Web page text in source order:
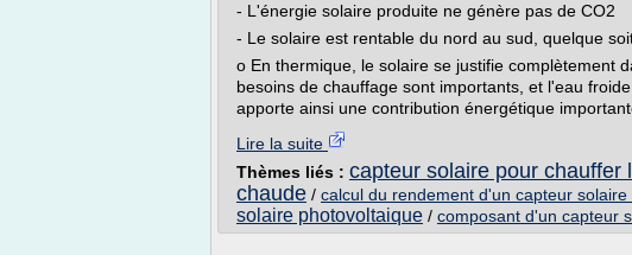
- L'énergie solaire produite ne génère pas de CO2
- Le solaire est rentable du nord au sud, quelque
o En thermique, le solaire se justifie complètement
besoins de chauffage sont importants, et l'eau
apporte ainsi une contribution énergétique
Lire la suite
Thèmes liés : capteur solaire pour chauffer
chaude / calcul du rendement d'un capteur
solaire photovoltaique / composant d'un capteur